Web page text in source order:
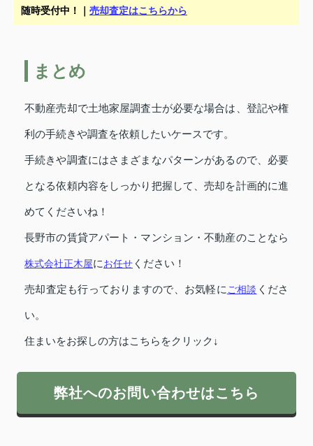
随時受付中！｜ 売却査定はこちらから
まとめ
不動産売却で土地家屋調査士が必要な場合は、登記や権
利の手続きや調査を依頼したいケースです。
手続きや調査にはさまざまなパターンがあるので、必要
となる依頼内容をしっかり把握して、売却を計画的に進
めてくださいね！
長野市の賃貸アパート・マンション・不動産のことなら
株式会社正木屋にお任せ ください！
売却査定も行っておりますので、お気軽に ご相談 くださ
い。
住まいをお探しの方はこちらをクリック↓
弊社へのお問い合わせはこちら